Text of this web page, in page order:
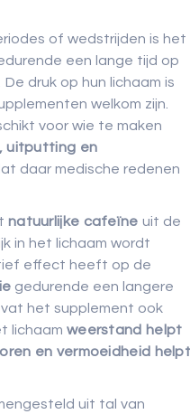
of wedstrijden is het
een lange tijd op
druk op hun lichaam is
welkom zijn.
voor wie te maken
uitputting en
daar medische redenen
natuurlijke cafeïne uit de
in het lichaam wordt
effect heeft op de
gedurende een langere
het supplement ook
lichaam weerstand helpt
en vermoeidheid
uit tal van